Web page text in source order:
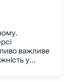
важливе
у...